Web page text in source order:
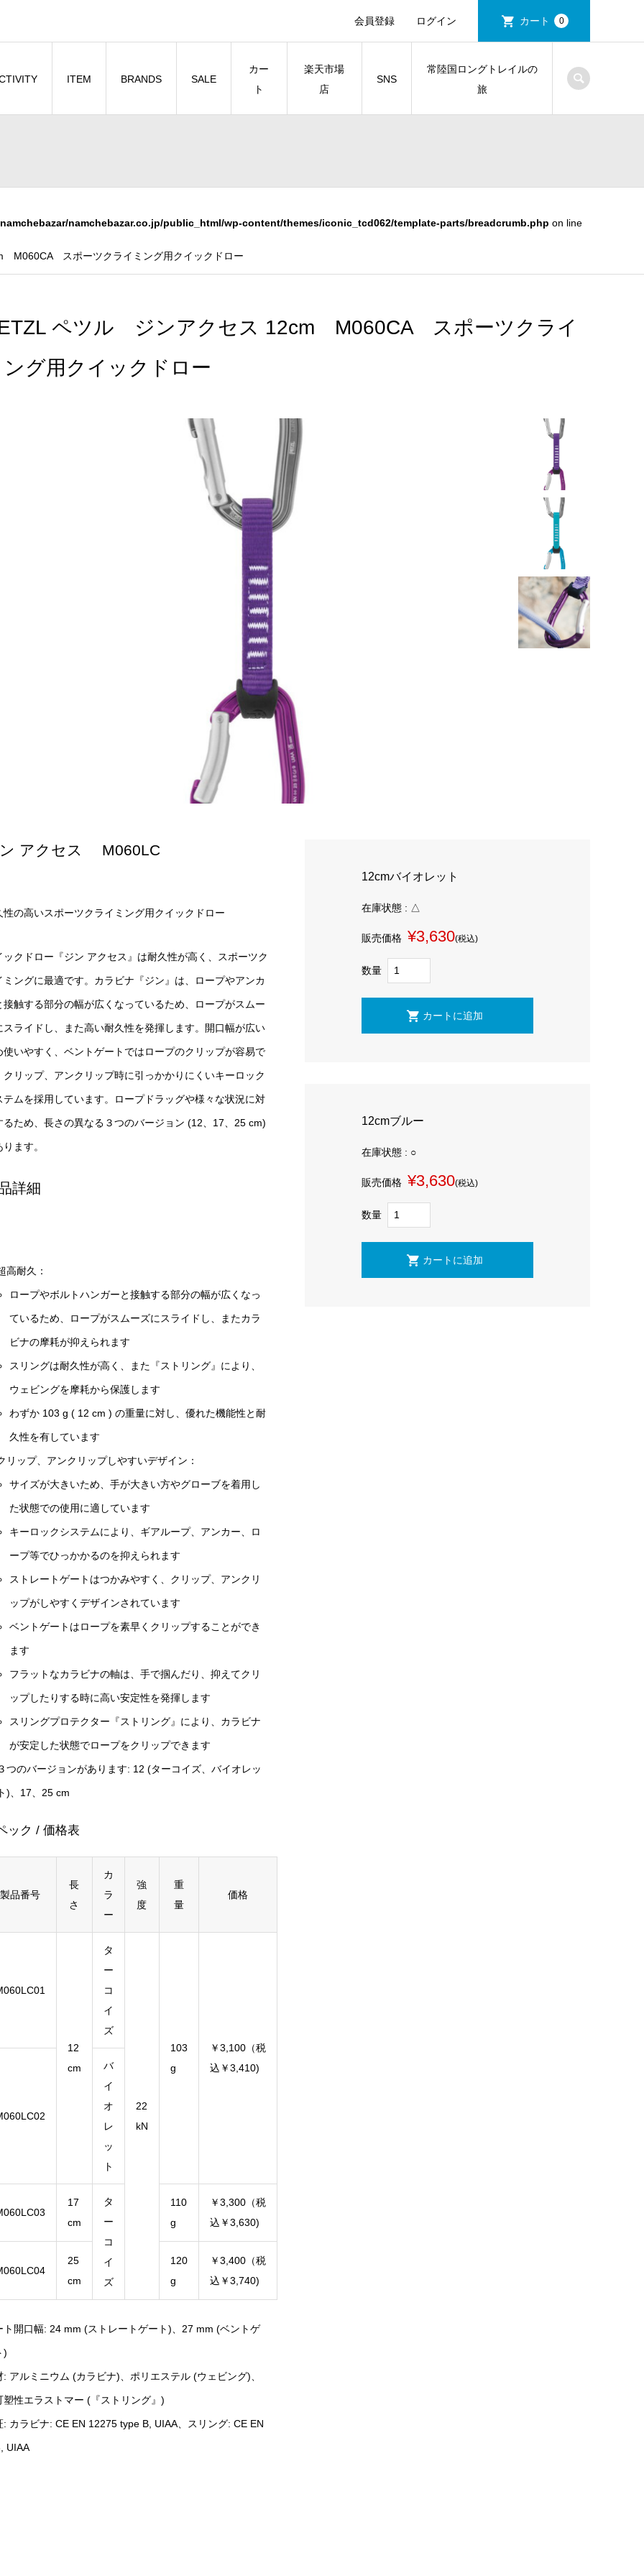
会員登録 ログイン カート 0
ITEM BRANDS SALE
カー
ト
楽天市場
店
SNS
常陸国ロングトレイルの
旅
namchebazar.co.jp/public_html/wp-content/themes/iconic_tcd062/template-parts/breadcrumb.php on line
M060CA スポーツクライミング用クイックドロー
ペツル ジンアクセス 12cm M060CA スポーツクライ
グ用クイックドロー
アクセス M060LC
性の高いスポーツクライミング用クイックドロー
ックドロー『ジン アクセス』は耐久性が高く、スポーツク
ミングに最適です。カラビナ『ジン』は、ロープやアンカ
接触する部分の幅が広くなっているため、ロープがスムー
スライドし、また高い耐久性を発揮します。開口幅が広い
使いやすく、ベントゲートではロープのクリップが容易で
クリップ、アンクリップ時に引っかかりにくいキーロック
テムを採用しています。ロープドラッグや様々な状況に対
るため、長さの異なる３つのバージョン (12、17、25 cm)
ます。
詳細
高耐久：
ロープやボルトハンガーと接触する部分の幅が広くなっ
ているため、ロープがスムーズにスライドし、またカラ
ビナの摩耗が抑えられます
スリングは耐久性が高く、また『ストリング』により、
ウェビングを摩耗から保護します
わずか 103 g ( 12 cm ) の重量に対し、優れた機能性と耐
久性を有しています
リップ、アンクリップしやすいデザイン：
サイズが大きいため、手が大きい方やグローブを着用し
た状態での使用に適しています
キーロックシステムにより、ギアループ、アンカー、ロ
ープ等でひっかかるのを抑えられます
ストレートゲートはつかみやすく、クリップ、アンクリ
ップがしやすくデザインされています
ベントゲートはロープを素早くクリップすることができ
ます
フラットなカラビナの軸は、手で掴んだり、抑えてクリ
ップしたりする時に高い安定性を発揮します
スリングプロテクター『ストリング』により、カラビナ
が安定した状態でロープをクリップできます
つのバージョンがあります: 12 (ターコイズ、バイオレッ
)、17、25 cm
ック / 価格表
製品番号
長
さ
カ
ラ
ー
強
度
重
量
価格
12
cm
タ
ー
コ
イ
ズ
22
kN
103
g
￥3,100（税
込￥3,410)
バ
イ
オ
レ
ッ
ト
17
cm
タ
ー
コ
イ
ズ
110
g
￥3,300（税
込￥3,630)
25
cm
120
g
￥3,400（税
込￥3,740)
ト開口幅: 24 mm (ストレートゲート)、27 mm (ベントゲ
)
: アルミニウム (カラビナ)、ポリエステル (ウェビング)、
塑性エラストマー (『ストリング』)
: カラビナ: CE EN 12275 type B, UIAA、スリング: CE EN
UIAA
12cmバイオレット
在庫状態 : △
販売価格 ¥3,630(税込)
数量
12cmブルー
在庫状態 : ○
販売価格 ¥3,630(税込)
数量